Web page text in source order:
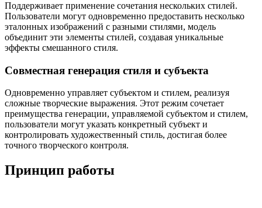
Поддерживает применение сочетания нескольких стилей.
Пользователи могут одновременно предоставить несколько
эталонных изображений с разными стилями, модель
объединит эти элементы стилей, создавая уникальные
эффекты смешанного стиля.
Совместная генерация стиля и субъекта
Одновременно управляет субъектом и стилем, реализуя
сложные творческие выражения. Этот режим сочетает
преимущества генерации, управляемой субъектом и стилем,
пользователи могут указать конкретный субъект и
контролировать художественный стиль, достигая более
точного творческого контроля.
Принцип работы